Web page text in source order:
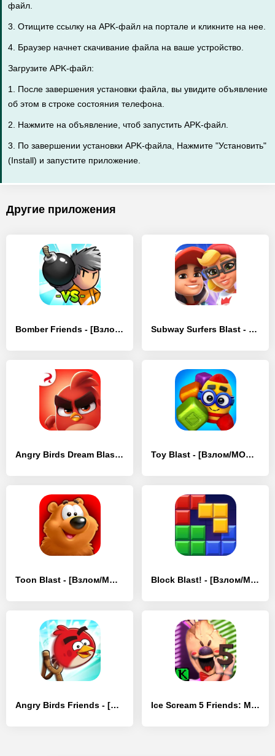
файл.
3. Отищите ссылку на APK-файл на портале и кликните на нее.
4. Браузер начнет скачивание файла на ваше устройство.
Загрузите APK-файл:
1. После завершения установки файла, вы увидите объявление
об этом в строке состояния телефона.
2. Нажмите на объявление, чтоб запустить APK-файл.
3. По завершении установки APK-файла, Нажмите "Установить"
(Install) и запустите приложение.
Другие приложения
Bomber Friends - [Взлом/МОД Много денег] Subway Surfers Blast - [Взлом/МОД Unlocked]
Angry Birds Dream Blast - [Взлом/МОД Много денег] Toy Blast - [Взлом/МОД Много денег]
Toon Blast - [Взлом/МОД Все открыто] Block Blast! - [Взлом/МОД Много денег]
Angry Birds Friends - [Взлом/МОД Unlocked] Ice Scream 5 Friends: Mike - [Взлом/МОД Меню]